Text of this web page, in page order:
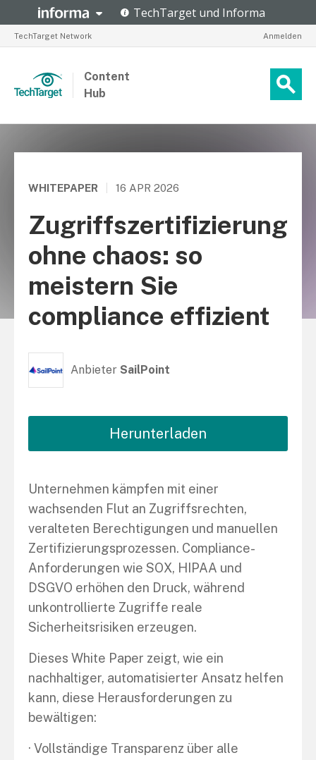
TechTarget Network Anmelden
Content
Hub
WHITEPAPER 16 APR 2026
Zugriffszertifizierung
ohne chaos: so
meistern Sie
compliance effizient
Anbieter SailPoint
Herunterladen
Unternehmen kämpfen mit einer
wachsenden Flut an Zugriffsrechten,
veralteten Berechtigungen und manuellen
Zertifizierungsprozessen. Compliance-
Anforderungen wie SOX, HIPAA und
DSGVO erhöhen den Druck, während
unkontrollierte Zugriffe reale
Sicherheitsrisiken erzeugen.
Dieses White Paper zeigt, wie ein
nachhaltiger, automatisierter Ansatz helfen
kann, diese Herausforderungen zu
bewältigen:
· Vollständige Transparenz über alle